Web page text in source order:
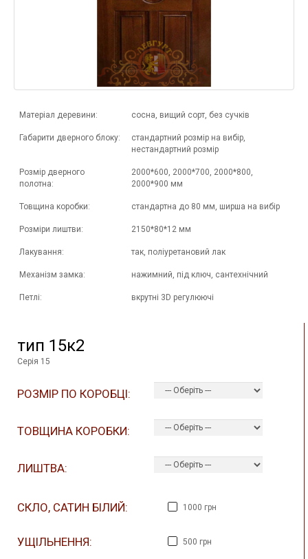
Матеріал деревини: сосна, вищий сорт, без сучків
Габарити дверного блоку:
стандартний розмір на вибір,
нестандартний розмір
Розмір дверного
полотна:
2000*600, 2000*700, 2000*800,
2000*900 мм
Товщина коробки: стандартна до 80 мм, ширша на вибір
Розміри лиштви: 2150*80*12 мм
Лакування: так, поліуретановий лак
Механізм замка: нажимний, під ключ, сантехнічний
Петлі: вкрутні 3D регулюючі
тип 15к2
Серія 15
РОЗМІР ПО КОРОБЦІ:
ТОВЩИНА КОРОБКИ:
ЛИШТВА:
СКЛО, САТИН БІЛИЙ: 1000 грн
УЩІЛЬНЕННЯ: 500 грн